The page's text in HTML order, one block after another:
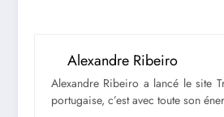
Alexandre Ribeiro
Alexandre Ribeiro a lancé le site
portugaise, c’est avec toute son